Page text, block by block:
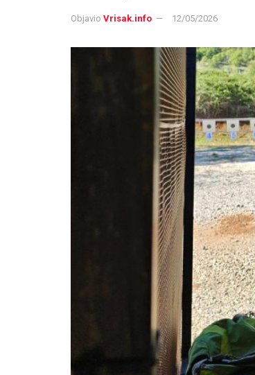
Objavio Vrisak.info 12/05/2026